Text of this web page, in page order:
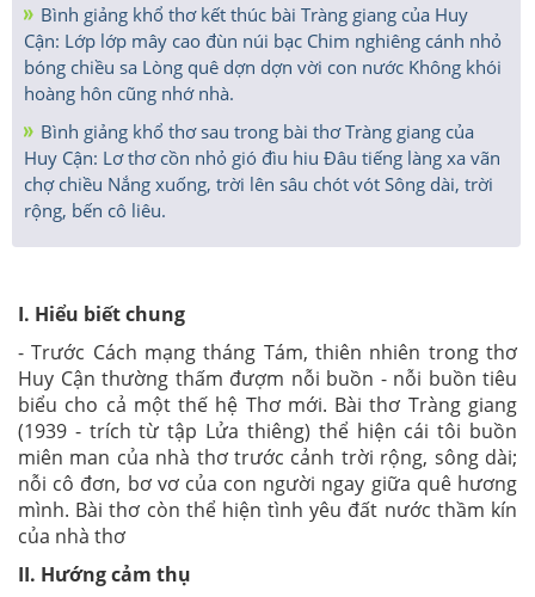
Bình giảng khổ thơ kết thúc bài Tràng giang của Huy
Cận: Lớp lớp mây cao đùn núi bạc Chim nghiêng cánh nhỏ
bóng chiều sa Lòng quê dợn dợn vời con nước Không khói
hoàng hôn cũng nhớ nhà.
Bình giảng khổ thơ sau trong bài thơ Tràng giang của
Huy Cận: Lơ thơ cồn nhỏ gió đìu hiu Đâu tiếng làng xa vãn
chợ chiều Nắng xuống, trời lên sâu chót vót Sông dài, trời
rộng, bến cô liêu.
I. Hiểu biết chung
- Trước Cách mạng tháng Tám, thiên nhiên trong thơ
Huy Cận thường thấm đượm nỗi buồn - nỗi buồn tiêu
biểu cho cả một thế hệ Thơ mới. Bài thơ Tràng giang
(1939 - trích từ tập Lửa thiêng) thể hiện cái tôi buồn
miên man của nhà thơ trước cảnh trời rộng, sông dài;
nỗi cô đơn, bơ vơ của con người ngay giữa quê hương
mình. Bài thơ còn thể hiện tình yêu đất nước thầm kín
của nhà thơ
II. Hướng cảm thụ